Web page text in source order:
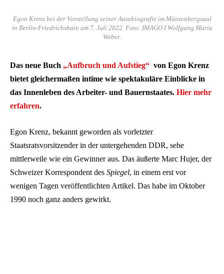
Egon Krenz bei der Vorstellung seiner Autobiografie im Münzenbergsaal
in Berlin-Friedrichshain am 7. Juli 2022. Foto: IMAGO I Wolfgang Maria
Weber.
Das neue Buch „Aufbruch und Aufstieg“ von Egon Krenz
bietet gleichermaßen intime wie spektakuläre Einblicke in
das Innenleben des Arbeiter- und Bauernstaates. Hier mehr
erfahren.
Egon Krenz, bekannt geworden als vorletzter
Staatsratsvorsitzender in der untergehenden DDR, sehe
mittlerweile wie ein Gewinner aus. Das äußerte Marc Hujer, der
Schweizer Korrespondent des Spiegel, in einem erst vor
wenigen Tagen veröffentlichten Artikel. Das habe im Oktober
1990 noch ganz anders gewirkt.